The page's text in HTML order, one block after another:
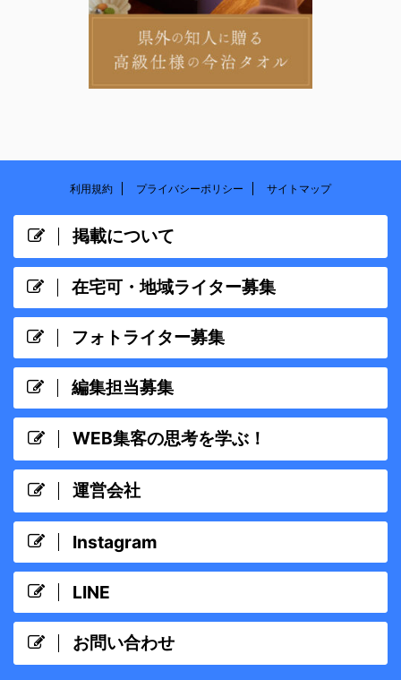
利用規約 プライバシーポリシー サイトマップ
掲載について
在宅可・地域ライター募集
フォトライター募集
編集担当募集
WEB集客の思考を学ぶ！
運営会社
Instagram
LINE
お問い合わせ